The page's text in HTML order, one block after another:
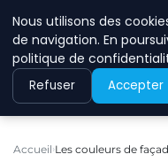
Accueil Les couleurs de
Nous utilisons des
de navigation. En
politique de
Refuser Accepter